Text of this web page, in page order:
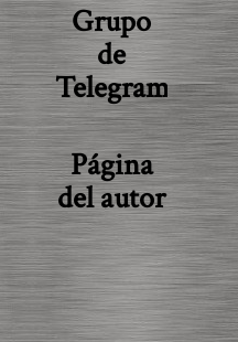
Grupo
de
Telegram
Página
del autor